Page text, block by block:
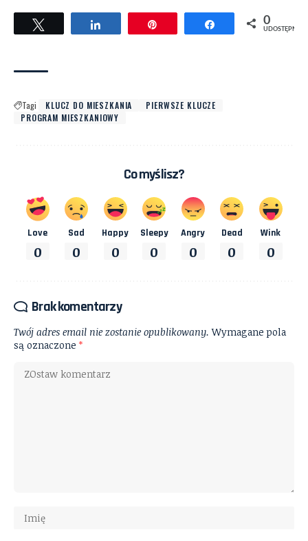
Udostępnij Udostępnij
0
UDOSTĘPNIEŃ
Tagi KLUCZ DO MIESZKANIA
PIERWSZE KLUCZE
PROGRAM MIESZKANIOWY
Co myślisz?
Love
0
Sad
0
Happy
0
Sleepy
0
Angry
0
Dead
0
Wink
0
Brak komentarzy
Twój adres email nie zostanie opublikowany. Wymagane pola
są oznaczone *